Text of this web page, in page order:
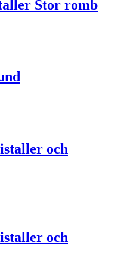
Stor romb
och
och